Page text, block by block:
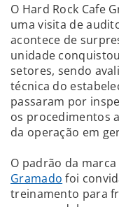
O Hard Rock Cafe
uma visita de
acontece de
unidade
setores, sendo
técnica do
passaram por
os procedimentos
da operação em
O padrão da
Gramado foi
treinamento para